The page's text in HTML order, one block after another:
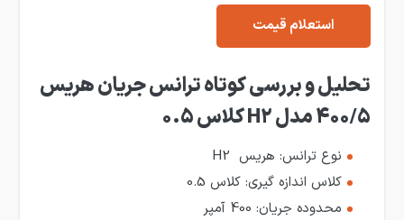
استعلام قیمت
تحلیل و بررسی کوتاه ترانس جریان هریس
400/5 مدل H2 کلاس 0.5
نوع ترانس: هریس H2
کلاس اندازه گیری: کلاس 0.5
محدوده جریان: 400 آمپر